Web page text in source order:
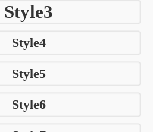
Style3
Style4
Style5
Style6